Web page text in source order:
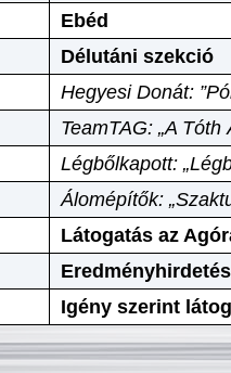
Ebéd
Délutáni szekció
Hegyesi Donát:
TeamTAG: „A
Légbőlkapott:
Álomépítők:
Látogatás az
Eredményhirdetés
Igény szerint